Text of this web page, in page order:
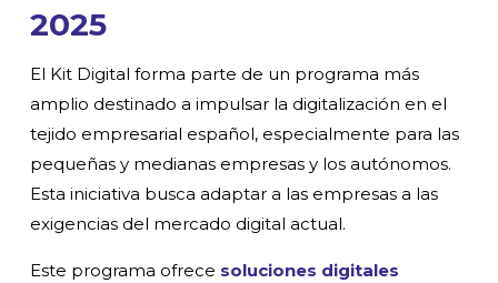
2025
El Kit Digital forma parte de un programa más
amplio destinado a impulsar la digitalización en el
tejido empresarial español, especialmente para las
pequeñas y medianas empresas y los autónomos.
Esta iniciativa busca adaptar a las empresas a las
exigencias del mercado digital actual.
Este programa ofrece soluciones digitales